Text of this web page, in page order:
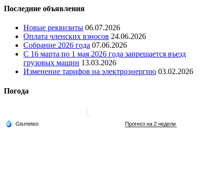
Последние объявления
Новые реквизиты 06.07.2026
Оплата членских взносов 24.06.2026
Собрание 2026 года 07.06.2026
С 16 марта по 1 мая 2026 года запрещается въезд
грузовых машин 13.03.2026
Изменение тарифов на электроэнергию 03.02.2026
Погода